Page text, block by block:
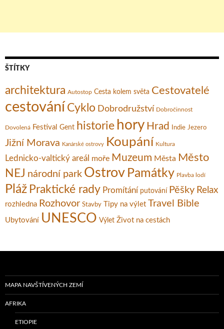
ŠTÍTKY
architektura Autostop Cesta kolem světa Cestovatelé
cestování Cyklo Dobrodružství Dobročinnost
Dovolená Festival Gent historie hory Hrad Indie Jezero
Jižní Morava Kanárské ostrovy Koupání Kultura
Lednicko-valtický areál moře Muzeum Města Město
NEJ národní park Ostrov Památky Plavba lodí
Pláž Praktické rady Promítání putování Pěšky Relax
rozhledna Rozhovor Stavby Tipy na výlet Travel Bible
Ubytování UNESCO Výlet Život na cestách
MAPA NAVŠTÍVENÝCH ZEMÍ
AFRIKA
ETIOPIE